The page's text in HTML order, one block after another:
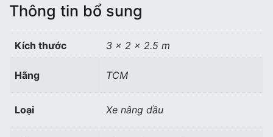
tấn
lượng
Thông tin bổ sung
Kích thước 3 × 2 × 2.5 m
Hãng TCM
Loại Xe nâng dầu